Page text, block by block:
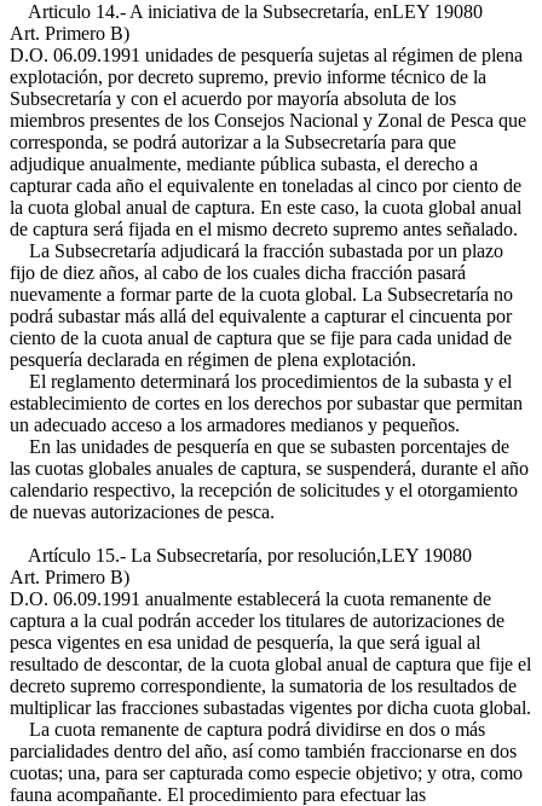
Articulo 14.- A iniciativa de la Subsecretaría, enLEY 19080
Art. Primero B)
D.O. 06.09.1991 unidades de pesquería sujetas al régimen de plena
explotación, por decreto supremo, previo informe técnico de la
Subsecretaría y con el acuerdo por mayoría absoluta de los
miembros presentes de los Consejos Nacional y Zonal de Pesca que
corresponda, se podrá autorizar a la Subsecretaría para que
adjudique anualmente, mediante pública subasta, el derecho a
capturar cada año el equivalente en toneladas al cinco por ciento de
la cuota global anual de captura. En este caso, la cuota global anual
de captura será fijada en el mismo decreto supremo antes señalado.
La Subsecretaría adjudicará la fracción subastada por un plazo
fijo de diez años, al cabo de los cuales dicha fracción pasará
nuevamente a formar parte de la cuota global. La Subsecretaría no
podrá subastar más allá del equivalente a capturar el cincuenta por
ciento de la cuota anual de captura que se fije para cada unidad de
pesquería declarada en régimen de plena explotación.
El reglamento determinará los procedimientos de la subasta y el
establecimiento de cortes en los derechos por subastar que permitan
un adecuado acceso a los armadores medianos y pequeños.
En las unidades de pesquería en que se subasten porcentajes de
las cuotas globales anuales de captura, se suspenderá, durante el año
calendario respectivo, la recepción de solicitudes y el otorgamiento
de nuevas autorizaciones de pesca.
Artículo 15.- La Subsecretaría, por resolución,LEY 19080
Art. Primero B)
D.O. 06.09.1991 anualmente establecerá la cuota remanente de
captura a la cual podrán acceder los titulares de autorizaciones de
pesca vigentes en esa unidad de pesquería, la que será igual al
resultado de descontar, de la cuota global anual de captura que fije el
decreto supremo correspondiente, la sumatoria de los resultados de
multiplicar las fracciones subastadas vigentes por dicha cuota global.
La cuota remanente de captura podrá dividirse en dos o más
parcialidades dentro del año, así como también fraccionarse en dos
cuotas; una, para ser capturada como especie objetivo; y otra, como
fauna acompañante. El procedimiento para efectuar las